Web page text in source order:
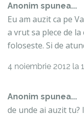
Anonim spunea...
Eu am auzit ca pe
a vrut sa plece de
foloseste. Si de
4 noiembrie 2012 la
Anonim spunea...
de unde ai auzit tu?